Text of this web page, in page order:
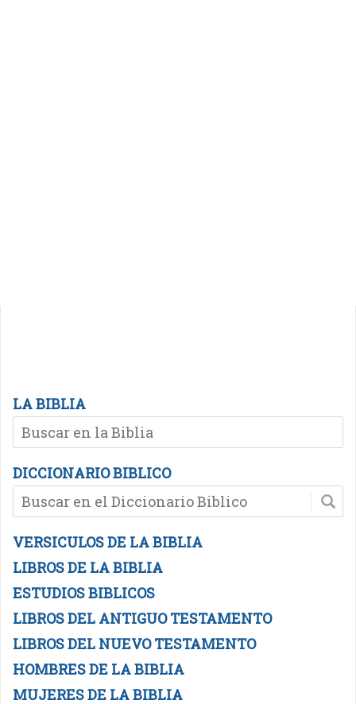
LA BIBLIA
DICCIONARIO BIBLICO
VERSICULOS DE LA BIBLIA
LIBROS DE LA BIBLIA
ESTUDIOS BIBLICOS
LIBROS DEL ANTIGUO TESTAMENTO
LIBROS DEL NUEVO TESTAMENTO
HOMBRES DE LA BIBLIA
MUJERES DE LA BIBLIA